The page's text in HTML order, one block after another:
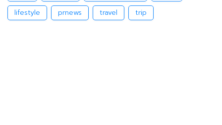
lifestyle
prnews travel trip